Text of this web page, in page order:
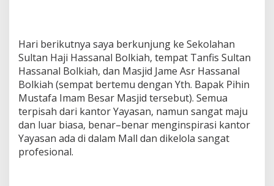
Hari berikutnya saya berkunjung ke Sekolahan
Sultan Haji Hassanal Bolkiah, tempat Tanfis Sultan
Hassanal Bolkiah, dan Masjid Jame Asr Hassanal
Bolkiah (sempat bertemu dengan Yth. Bapak Pihin
Mustafa Imam Besar Masjid tersebut). Semua
terpisah dari kantor Yayasan, namun sangat maju
dan luar biasa, benar–benar menginspirasi kantor
Yayasan ada di dalam Mall dan dikelola sangat
profesional.